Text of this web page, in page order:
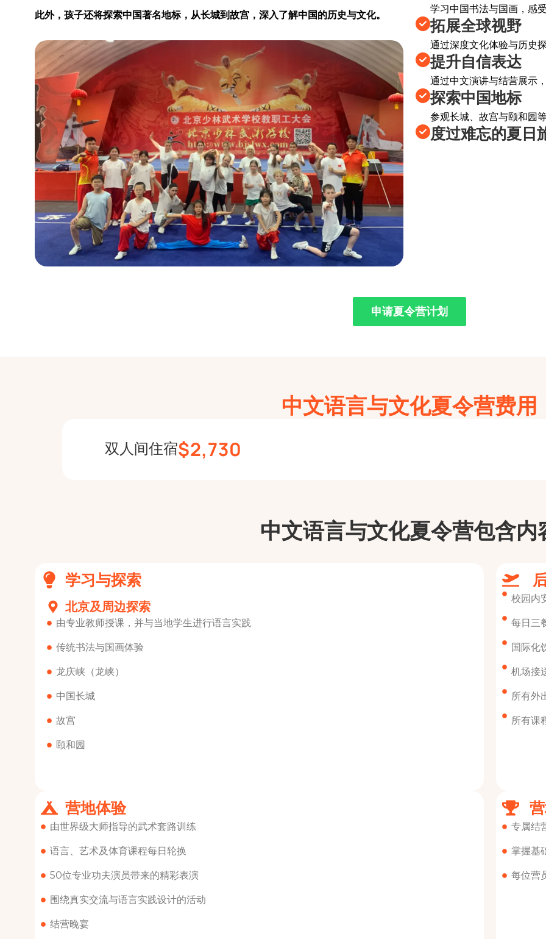
此外，孩子还将探索中国著名地标，从长城到故宫，深入了解中国的历史与文化。
学习中国书法与国画，感
拓展全球视野
通过深度文化体验与历史
提升自信表达
通过中文演讲与结营展示
探索中国地标
参观长城、故宫与颐和园
度过难忘的夏日
申请夏令营计划
中文语言与文化夏令营费用
双人间住宿$2,730
中文语言与文化夏令营包含内
学习与探索
北京及周边探索
由专业教师授课，并与当地学生进行语言实践
传统书法与国画体验
龙庆峡（龙峡）
中国长城
故宫
颐和园
营地体验
由世界级大师指导的武术套路训练
语言、艺术及体育课程每日轮换
50位专业功夫演员带来的精彩表演
围绕真实交流与语言实践设计的活动
结营晚宴
校园内
每日三
国际化
机场接
所有外
所有课
专属结
掌握基
每位营